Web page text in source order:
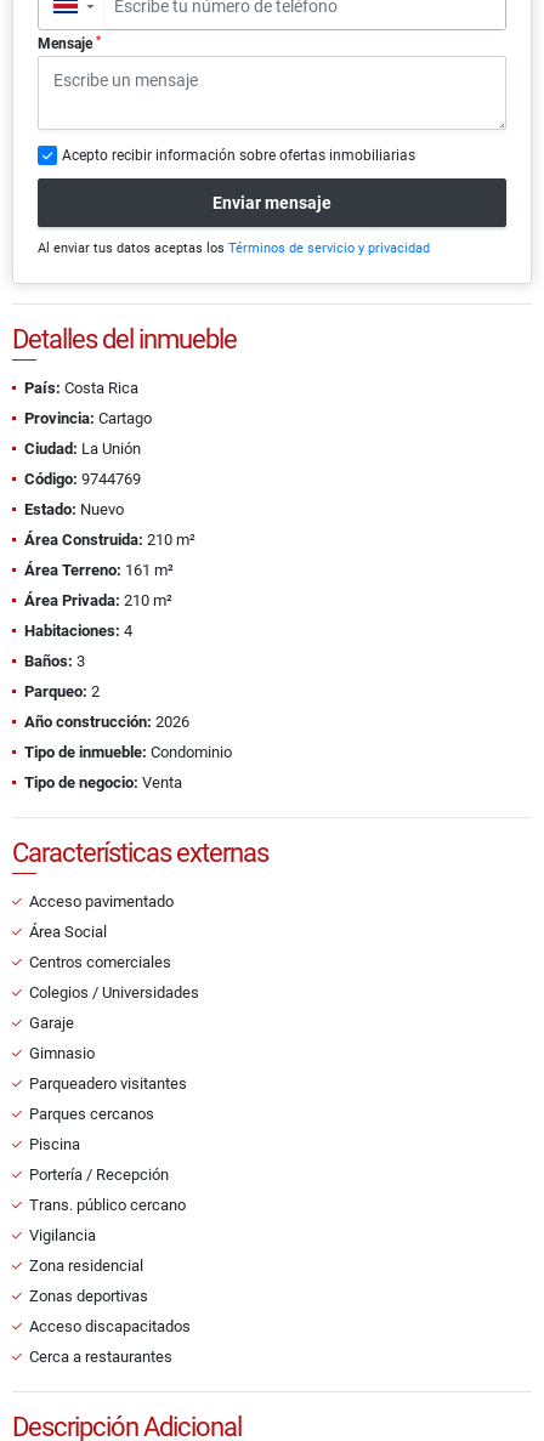
▼
Mensaje *
Acepto recibir información sobre ofertas inmobiliarias
Enviar mensaje
Al enviar tus datos aceptas los Términos de servicio y privacidad
Detalles del inmueble
País: Costa Rica
Provincia: Cartago
Ciudad: La Unión
Código: 9744769
Estado: Nuevo
Área Construida: 210 m²
Área Terreno: 161 m²
Área Privada: 210 m²
Habitaciones: 4
Baños: 3
Parqueo: 2
Año construcción: 2026
Tipo de inmueble: Condominio
Tipo de negocio: Venta
Características externas
Acceso pavimentado
Área Social
Centros comerciales
Colegios / Universidades
Garaje
Gimnasio
Parqueadero visitantes
Parques cercanos
Piscina
Portería / Recepción
Trans. público cercano
Vigilancia
Zona residencial
Zonas deportivas
Acceso discapacitados
Cerca a restaurantes
Descripción Adicional